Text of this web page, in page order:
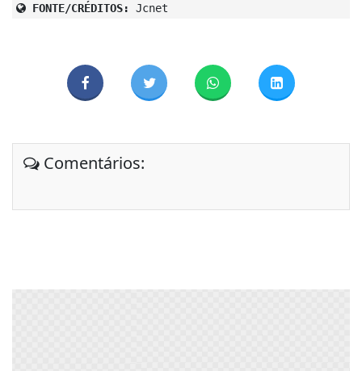
FONTE/CRÉDITOS: Jcnet
Comentários: